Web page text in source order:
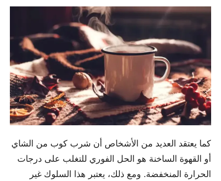
كما يعتقد العديد من الأشخاص أن شرب كوب من الشاي
أو القهوة الساخنة هو الحل الفوري للتغلب على درجات
الحرارة المنخفضة. ومع ذلك، يعتبر هذا السلوك غير